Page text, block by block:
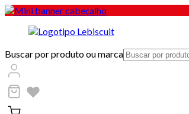
Buscar por produto ou marca